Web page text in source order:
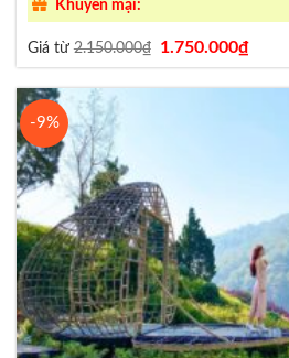
Khuyến mại:
Giá từ2.150.000₫
Giá
gốc
là:
2.150.000₫.
1.750.000₫Giá
hiện
tại
là:
-9%